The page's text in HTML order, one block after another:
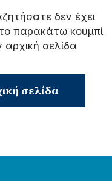
δεν έχει
παρακάτω κουμπί
αρχική σελίδα
σελίδα